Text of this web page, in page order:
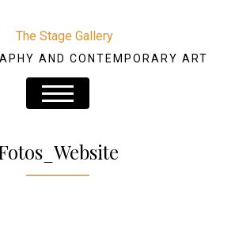
AND CONTEMPORARY ART